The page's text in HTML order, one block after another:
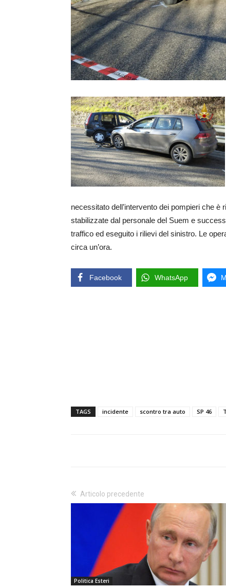
necessitato dell’intervento dei pompieri che
stabilizzate dal personale del Suem e
traffico ed eseguito i rilievi del sinistro. Le
circa un’ora.
Facebook WhatsApp
TAGS incidente scontro tra auto SP 46
Articolo precedente
Politica Esteri